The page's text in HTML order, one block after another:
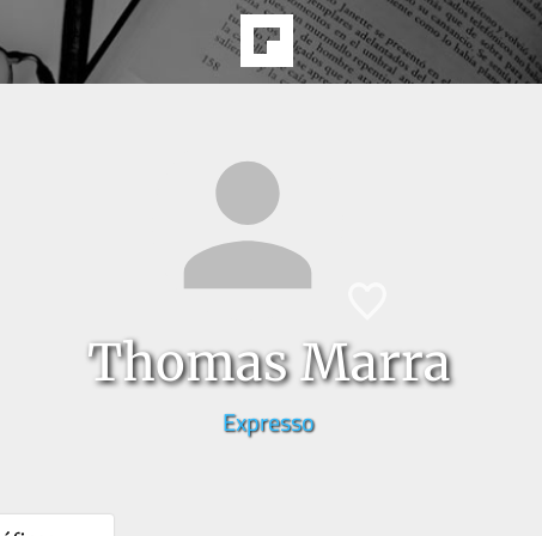
Thomas Marra
Expresso